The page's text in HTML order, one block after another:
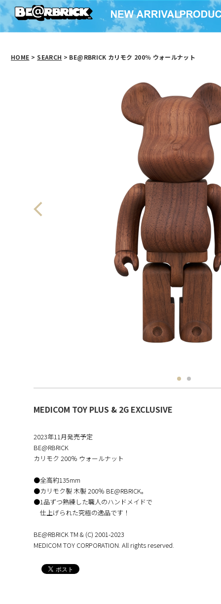
HOME > SEARCH > BE@RBRICK カリモク 200％ ウォールナット
MEDICOM TOY PLUS & 2G EXCLUSIVE
2023年11月発売予定
BE@RBRICK
カリモク 200％ ウォールナット
●全高約135mm
●カリモク製 木製 200％ BE@RBRICK。
●1品ずつ熟練した職人のハンドメイドで
仕上げられた究極の逸品です！
BE@RBRICK TM & (C) 2001-2023
MEDICOM TOY CORPORATION. All rights reserved.